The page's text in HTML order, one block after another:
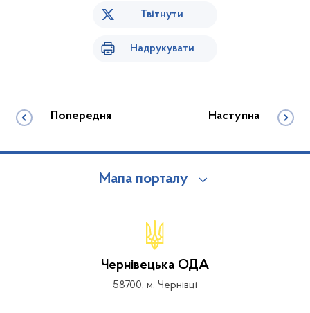
Твітнути
Надрукувати
Попередня Наступна
Мапа порталу
Чернівецька ОДА
58700, м. Чернівці